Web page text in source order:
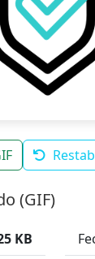
(GIF)
KB